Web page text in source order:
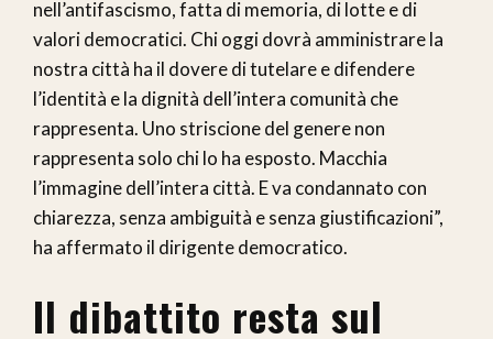
nell’antifascismo, fatta di memoria, di lotte e di
valori democratici. Chi oggi dovrà amministrare la
nostra città ha il dovere di tutelare e difendere
l’identità e la dignità dell’intera comunità che
rappresenta. Uno striscione del genere non
rappresenta solo chi lo ha esposto. Macchia
l’immagine dell’intera città. E va condannato con
chiarezza, senza ambiguità e senza giustificazioni”,
ha affermato il dirigente democratico.
Il dibattito resta sul